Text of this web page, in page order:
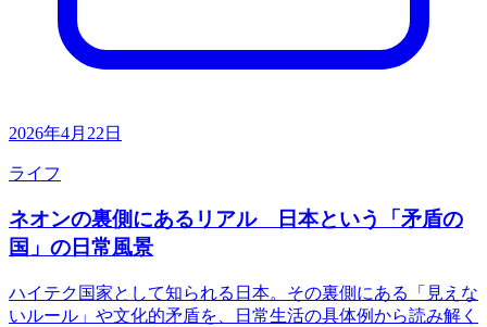
2026年4月22日
ライフ
ネオンの裏側にあるリアル 日本という「矛盾の
国」の日常風景
ハイテク国家として知られる日本。その裏側にある「見えな
いルール」や文化的矛盾を、日常生活の具体例から読み解く